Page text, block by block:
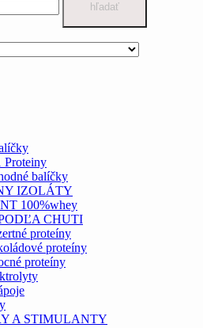
hľadať
Proteiny
balíčky
IZOLÁTY
100%whey
CHUTI
proteíny
proteíny
proteíny
A STIMULANTY